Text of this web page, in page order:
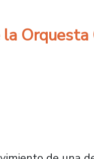
Orquesta